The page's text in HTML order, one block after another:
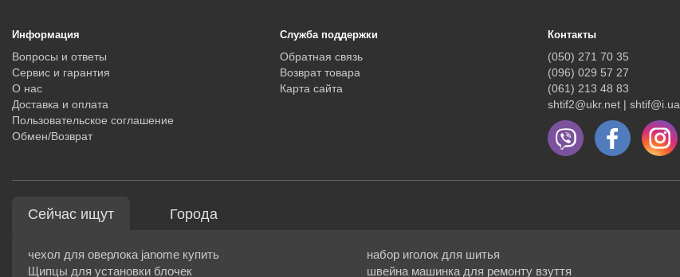
Информация
Вопросы и ответы
Сервис и гарантия
О нас
Доставка и оплата
Пользовательское соглашение
Обмен/Возврат
Служба поддержки
Обратная связь
Возврат товара
Карта сайта
Контакты
(050) 271 70 35
(096) 029 57 27
(061) 213 48 83
shtif2@ukr.net | shtif@i.ua
Сейчас ищут Города
чехол для оверлока janome купить набор иголок для шитья
Щипцы для установки блочек
швейна машинка для ремонту взуття